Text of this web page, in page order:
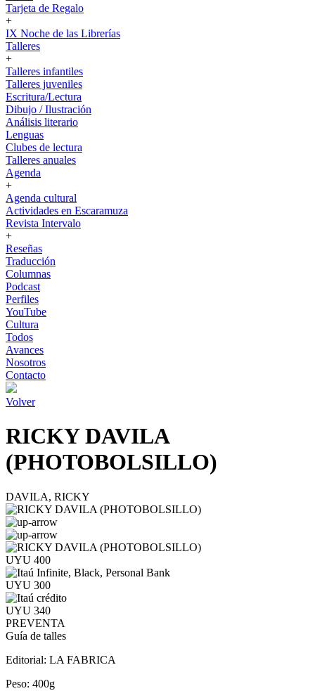
Tarjeta de Regalo
+
IX Noche de las Librerías
Talleres
+
Talleres infantiles
Talleres juveniles
Escritura/Lectura
Dibujo / Ilustración
Análisis literario
Lenguas
Clubes de lectura
Talleres anuales
Agenda
+
Agenda cultural
Actividades en Escaramuza
Revista Intervalo
+
Reseñas
Traducción
Columnas
Podcast
Perfiles
YouTube
Cultura
Todos
Avances
Nosotros
Contacto
Volver
RICKY DAVILA
(PHOTOBOLSILLO)
DAVILA, RICKY
UYU 400
UYU 300
UYU 340
PREVENTA
Guía de talles
Editorial: LA FABRICA
Peso: 400g